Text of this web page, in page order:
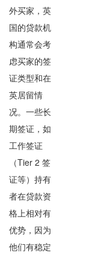
外买家，英
国的贷款机
构通常会考
虑买家的签
证类型和在
英居留情
况。一些长
期签证，如
工作签证
（Tier 2 签
证等）持有
者在贷款资
格上相对有
优势，因为
他们有稳定